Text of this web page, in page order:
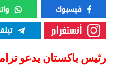
رئيس باكستان يدعو